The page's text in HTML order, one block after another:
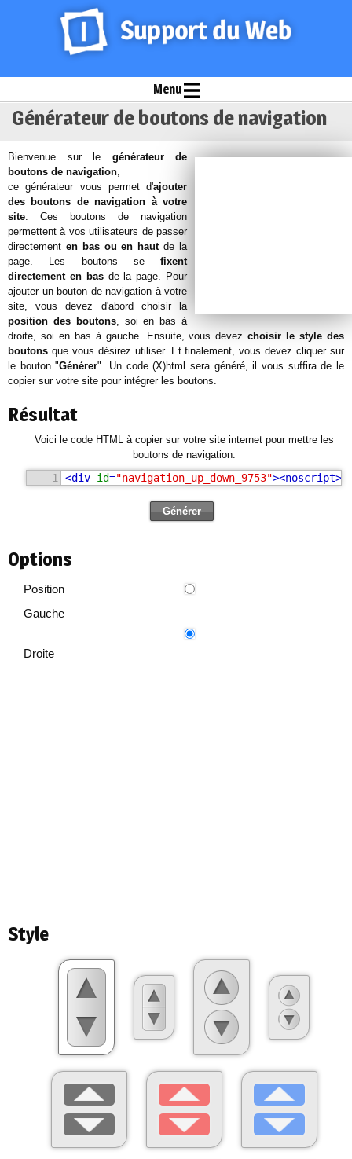
Menu
Générateur de boutons de navigation
Bienvenue sur le générateur de
boutons de navigation,
ce générateur vous permet d'ajouter
des boutons de navigation à votre
site. Ces boutons de navigation
permettent à vos utilisateurs de passer
directement en bas ou en hautde la
page. Les boutons se fixent
directement en basde la page. Pour
ajouter un bouton de navigation à votre
site, vous devez d'abord choisir la
position des boutons, soi en bas à
droite, soi en bas à gauche. Ensuite, vous devezchoisir le style des
boutons que vous désirez utiliser. Et finalement, vous devez cliquer sur
le bouton "Générer". Un code (X)html sera généré, il vous suffira de le
copier sur votre site pour intégrer les boutons.
Résultat
Voici le code HTML à copier sur votre site internet pour mettre les
boutons de navigation:
1 <div id="navigation_up_down_9753"><noscript>
Options
Position
Gauche
Droite
Style